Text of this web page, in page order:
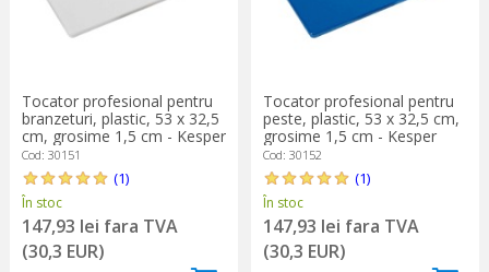
Tocator profesional pentru
branzeturi, plastic, 53 x 32,5
cm, grosime 1,5 cm - Kesper
Cod: 30151
(1)
În stoc
147,93 lei fara TVA
(30,3 EUR)
Tocator profesional pentru
peste, plastic, 53 x 32,5 cm,
grosime 1,5 cm - Kesper
Cod: 30152
(1)
În stoc
147,93 lei fara TVA
(30,3 EUR)